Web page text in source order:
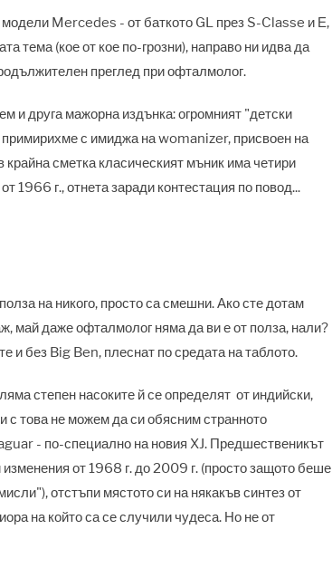
Mercedes - от баткото GL през S-Classe и Е,
тема (кое от кое по-грозни), направо ни идва да
преглед при офталмолог.
и друга мажорна издънка: огромният "детски
примирихме с имиджа на womanizer, присвоен на
сметка класическият мъник има четири
1966 г., отнета заради контестация по повод...
на никого, просто са смешни. Ако сте дотам
май даже офталмолог няма да ви е от полза, нали?
и без Big Ben, плеснат по средата на таблото.
степен насоките й се определят от индийски,
с това не можем да си обясним странното
- по-специално на новия XJ. Предшественикът
от 1968 г. до 2009 г. (просто защото беше
отстъпи мястото си на някакъв синтез от
на който са се случили чудеса. Но не от